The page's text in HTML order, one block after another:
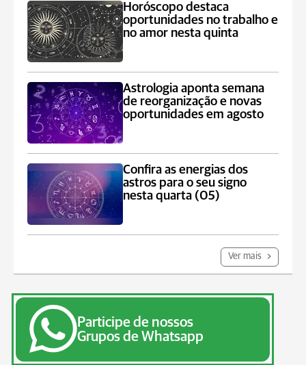
Horóscopo destaca
oportunidades no trabalho e
no amor nesta quinta
Astrologia aponta semana
de reorganização e novas
oportunidades em agosto
Confira as energias dos
astros para o seu signo
nesta quarta (05)
Ver mais
Participe de nossos
Grupos de Whatsapp